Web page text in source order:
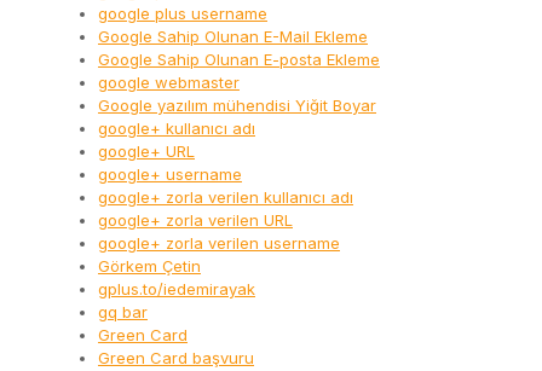
google plus username
Google Sahip Olunan E-Mail Ekleme
Google Sahip Olunan E-posta Ekleme
google webmaster
Google yazılım mühendisi Yiğit Boyar
google+ kullanıcı adı
google+ URL
google+ username
google+ zorla verilen kullanıcı adı
google+ zorla verilen URL
google+ zorla verilen username
Görkem Çetin
gplus.to/iedemirayak
gq bar
Green Card
Green Card başvuru